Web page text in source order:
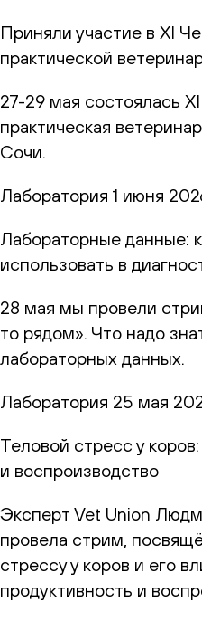
Приняли участие в XI
практической
27-29 мая состоялась
практическая
Сочи.
Лаборатория 1 июня
Лабораторные данные:
использовать в
28 мая мы провели
то рядом». Что надо
лабораторных данных.
Лаборатория 25 мая
Теловой стресс у
и воспроизводство
Эксперт Vet Union
провела стрим,
стрессу у коров и его
продуктивность и